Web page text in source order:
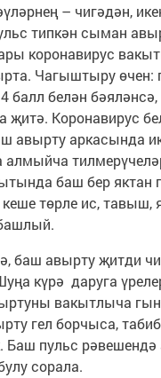
– чигәдән,
типкән сыман
коронавирус
Чагыштыру өчен:
балл белән
җитә. Коронавирус
авырту аркасында
баш бер яктан
төрле ис, тавыш,
баш авырту җитди
күрә даруга
вакытлыча
гел борчыса,
Баш пульс
сорала.